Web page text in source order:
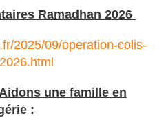
Ramadhan 2026
2025/09/operation-colis-
une famille en
: